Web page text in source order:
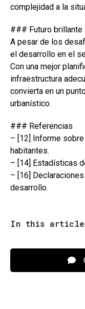
complejidad a la
### Futuro brillante
A pesar de los
el desarrollo en el
Con una mejor
infraestructura
convierta en un
urbanístico.
### Referencias
– [12] Informe
habitantes.
– [14] Estadísticas
– [16]
desarrollo.
In this